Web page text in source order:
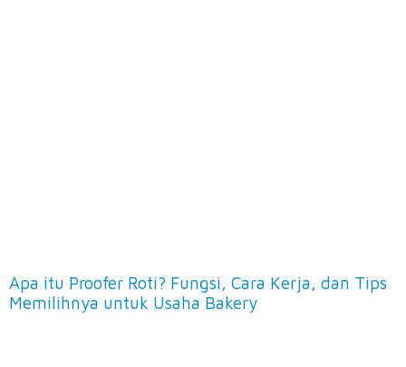
Apa itu Proofer Roti? Fungsi, Cara Kerja, dan Tips
Memilihnya untuk Usaha Bakery